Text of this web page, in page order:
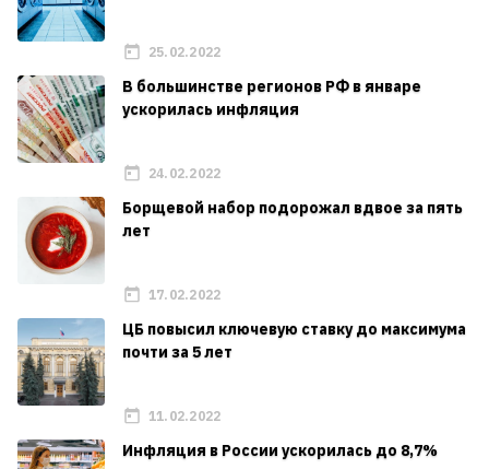
25.02.2022
В большинстве регионов РФ в январе
ускорилась инфляция
24.02.2022
Борщевой набор подорожал вдвое за пять
лет
17.02.2022
ЦБ повысил ключевую ставку до максимума
почти за 5 лет
11.02.2022
Инфляция в России ускорилась до 8,7%